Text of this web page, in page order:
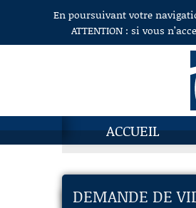
Aller au contenuEn poursuivant votre
ATTENTION : si vous
ACCUEIL
DEMANDE DE